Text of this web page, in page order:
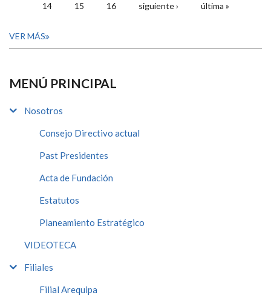
14 15 16 siguiente › última »
VER MÁS
MENÚ PRINCIPAL
Nosotros
Consejo Directivo actual
Past Presidentes
Acta de Fundación
Estatutos
Planeamiento Estratégico
VIDEOTECA
Filiales
Filial Arequipa